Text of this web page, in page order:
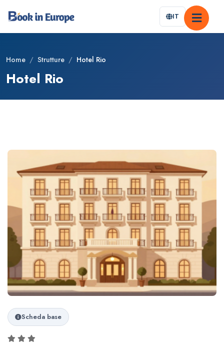
IT
Home / Strutture / Hotel Rio
Hotel Rio
Scheda base